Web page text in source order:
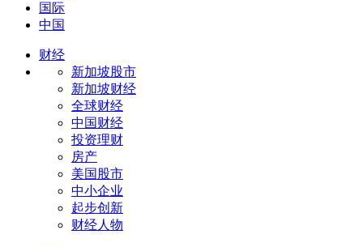
国际
中国
财经
新加坡股市
新加坡财经
全球财经
中国财经
投资理财
房产
美国股市
中小企业
起步创新
财经人物